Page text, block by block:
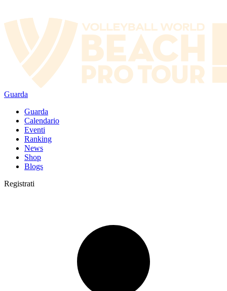
Guarda
Guarda
Calendario
Eventi
Ranking
News
Shop
Blogs
Registrati